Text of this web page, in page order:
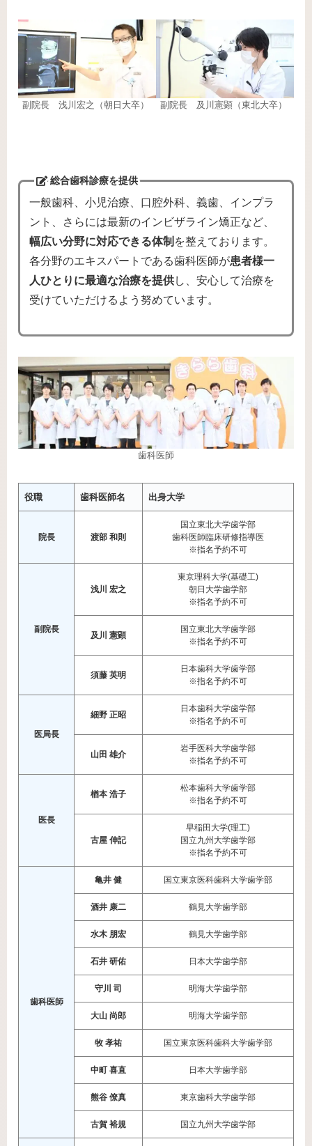
副院長 浅川宏之（朝日大卒） 副院長 及川憲顕（東北大卒）
総合歯科診療を提供
一般歯科、小児治療、口腔外科、義歯、インプラ
ント、さらには最新のインビザライン矯正など、
幅広い分野に対応できる体制 を整えております。
各分野のエキスパートである歯科医師が患者様一
人ひとりに最適な治療を提供し、安心して治療を
受けていただけるよう努めています。
歯科医師
役職 歯科医師名 出身大学
院長 渡部 和則
国立東北大学歯学部
歯科医師臨床研修指導医
※指名予約不可
副院長
浅川 宏之
東京理科大学(基礎工)
朝日大学歯学部
※指名予約不可
及川 憲顕
国立東北大学歯学部
※指名予約不可
須藤 英明
日本歯科大学歯学部
※指名予約不可
医局長
細野 正昭
日本歯科大学歯学部
※指名予約不可
山田 雄介
岩手医科大学歯学部
※指名予約不可
医長
楢本 浩子
松本歯科大学歯学部
※指名予約不可
古屋 伸記
早稲田大学(理工)
国立九州大学歯学部
※指名予約不可
歯科医師
亀井 健 国立東京医科歯科大学歯学部
酒井 康二 鶴見大学歯学部
水木 朋宏 鶴見大学歯学部
石井 研佑 日本大学歯学部
守川 司 明海大学歯学部
大山 尚郎 明海大学歯学部
牧 孝祐 国立東京医科歯科大学歯学部
中町 喜直 日本大学歯学部
熊谷 僚真 東京歯科大学歯学部
古賀 裕規 国立九州大学歯学部